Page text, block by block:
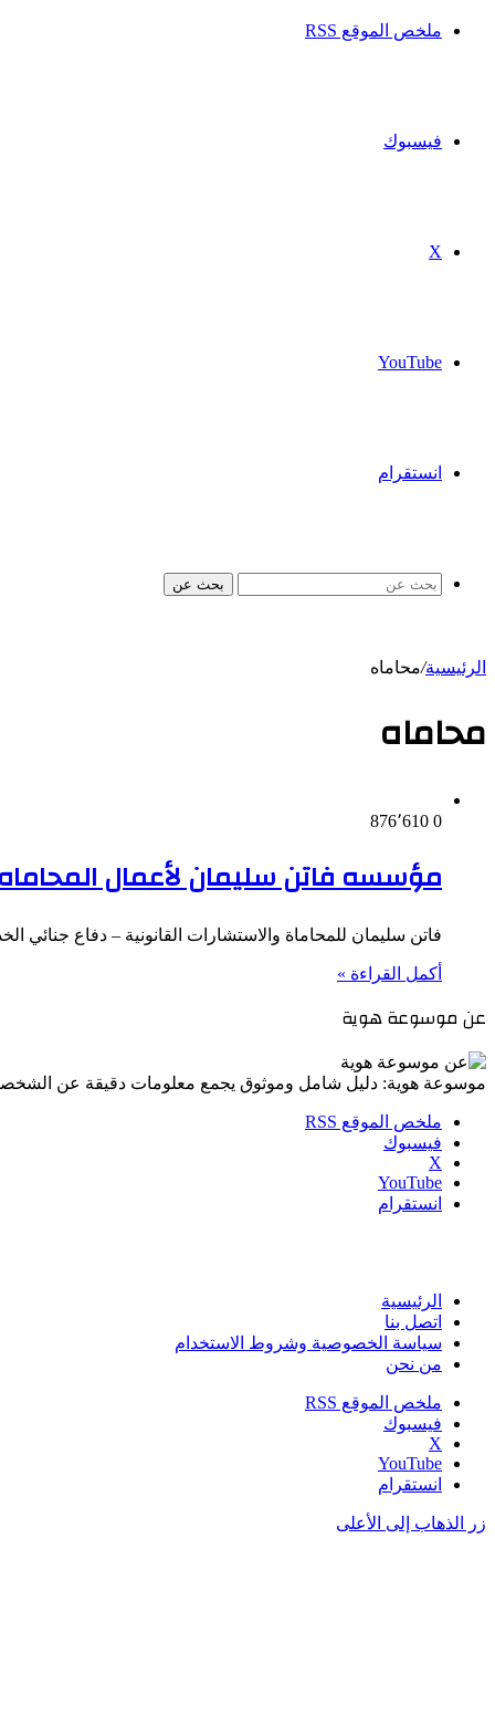
ملخص الموقع RSS
فيسبوك
‫X
‫YouTube
انستقرام
بحث عن
الرئيسية/محاماه
محاماه
0
مؤسسه فاتن سليمان لأعمال المحاماه
فاتن سليمان للمحاماة والاستشارات القانونية – دفاع
أكمل القراءة »
عن موسوعة هوية
موسوعة هوية: دليل شامل وموثوق يجمع معلومات دقيقة عن
ملخص الموقع RSS
فيسبوك
‫X
‫YouTube
انستقرام
الرئيسية
اتصل بنا
سياسة الخصوصية وشروط الاستخدام
من نحن
ملخص الموقع RSS
فيسبوك
‫X
‫YouTube
انستقرام
زر الذهاب إلى الأعلى